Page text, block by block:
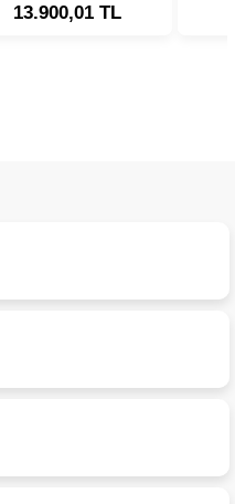
13.900,01 TL